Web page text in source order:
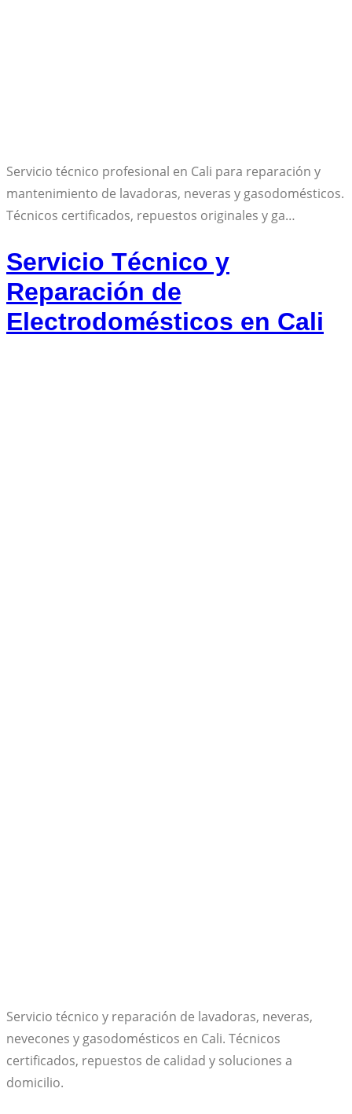
Servicio técnico profesional en Cali para reparación y
mantenimiento de lavadoras, neveras y gasodomésticos.
Técnicos certificados, repuestos originales y ga…
Servicio Técnico y
Reparación de
Electrodomésticos en Cali
Servicio técnico y reparación de lavadoras, neveras,
nevecones y gasodomésticos en Cali. Técnicos
certificados, repuestos de calidad y soluciones a
domicilio.